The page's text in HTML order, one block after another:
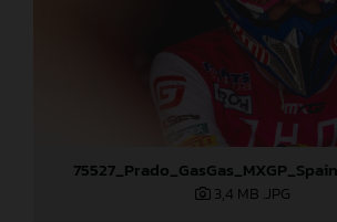
3,4 MB .JPG